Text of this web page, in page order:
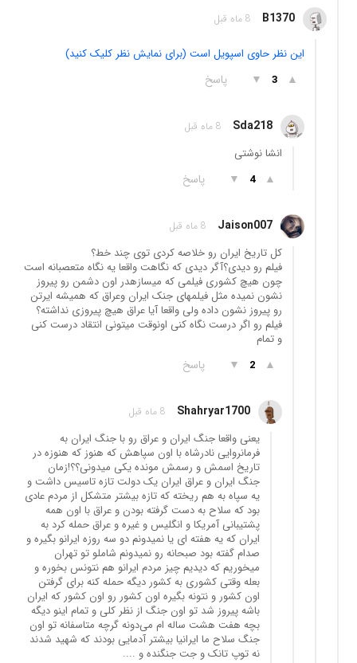
B1370 8 ماه قبل
این نظر حاوی اسپویل است (برای نمایش نظر کلیک کنید)
▲
3
▼ پاسخ
Sda218 8 ماه قبل
انشا نوشتی
▲
4
▼ پاسخ
Jaison007 8 ماه قبل
کل تاریخ ایران رو خلاصه کردی توی چند خط؟
فیلم رو دیدی؟آگر دیدی که نگاهت واقعا یه نگاه متعصبانه است
چون هیچ کشوری فیلمی که میسازهدر اون دشمن رو پیروز
نشون نمیده مثل فیلمهای جنک ایران وعراق که همیشه ایرتن
رو پیروز نشون داده ولی واقعا آیا عراق هیچ پیروزی نداشته؟
فیلم رو اگر درست نگاه کنی اونوقت میتونی انتقاد درست کنی
و تمام
▲
2
▼ پاسخ
Shahryar1700 8 ماه قبل
یعنی واقعا جنگ ایران و عراق رو با جنگ ایران به
فرمانروایی نادرشاه با اون سپاهش که هنوز که هنوزه در
تاریخ اسمش و رسمش مونده یکی میدونی؟؟!زمان
جنگ ایران و عراق ایران یک دولت تازه تاسیس داشت و
یه سپاه به هم ریخته که تازه بیشتر متشکل از مردم عادی
بود که سلاح به دست گرفته بودن و عراق با اون همه
پشتیبانی آمریکا و انگلیس و غیره و عراق حمله کرد به
ایران که یه هفته ای یا نمیدونم دو سه روزه ایرانو بگیره و
صدام گفته بود صبحانه رو نمیدونم شاملو تو تهران
میخوریم که دیدیم چیز مردم ایرانو هم نتونس بخوره و
بعله وقتی کشوری به کشور دیگه حمله کنه برای گرفتن
اون کشور و نتونه بگیره اون کشور رو اون کشور که ایران
باشه پیروز شد تو اون جنگ از نظر کلی و تمام اینو دیگه
بچه هفت هشت ساله ام می‌دونه گرچه متاسفانه تو اون
جنگ سلاح ما ایرانیا بیشتر آدمایی بودند که شهید شدند
نه توپ تانک و جت جنگنده و ....